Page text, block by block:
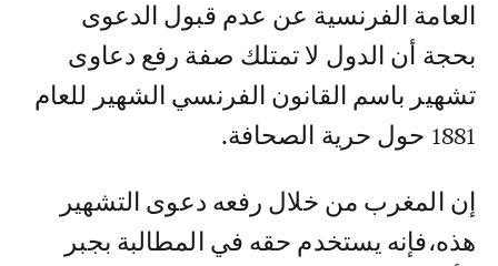
العامة الفرنسية عن عدم قبول الدعوى
بحجة أن الدول لا تمتلك صفة رفع دعاوى
تشهير باسم القانون الفرنسي الشهير للعام
1881 حول حرية الصحافة.
إن المغرب من خلال رفعه دعوى التشهير
هذه،فإنه يستخدم حقه في المطالبة بجبر